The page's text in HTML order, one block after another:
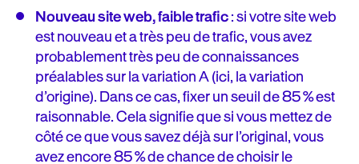
Nouveau site web, faible trafic:si votre site web
est nouveau et a très peu de trafic, vous avez
probablement très peu de connaissances
préalables sur la variation A (ici, la variation
d’origine). Dans ce cas, fixer un seuil de 85 % est
raisonnable. Cela signifie que si vous mettez de
côté ce que vous savez déjà sur l’original, vous
avez encore 85 % de chance de choisir le